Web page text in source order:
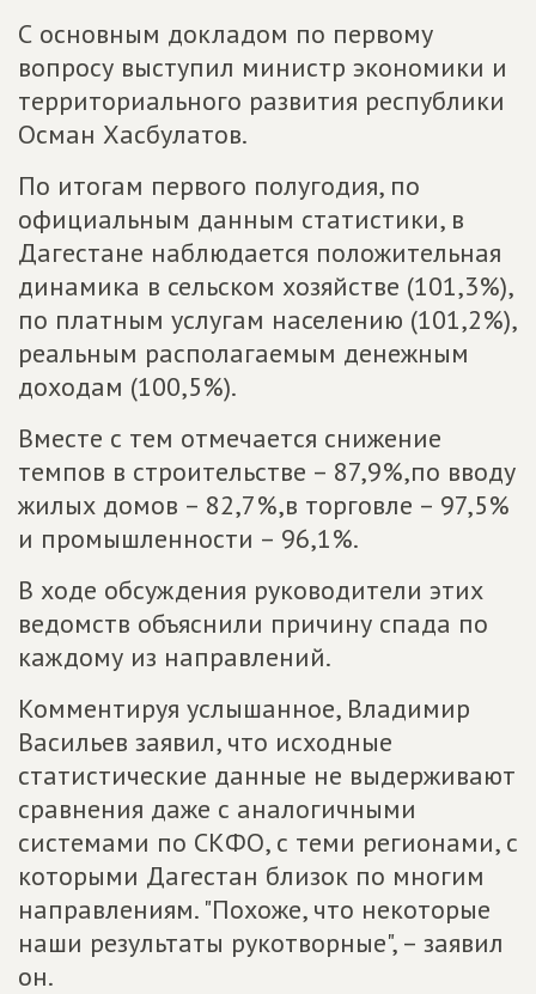
С основным докладом по первому
вопросу выступил министр экономики и
территориального развития республики
Осман Хасбулатов.
По итогам первого полугодия, по
официальным данным статистики, в
Дагестане наблюдается положительная
динамика в сельском хозяйстве (101,3%),
по платным услугам населению (101,2%),
реальным располагаемым денежным
доходам (100,5%).
Вместе с тем отмечается снижение
темпов в строительстве – 87,9%,по вводу
жилых домов – 82,7%,в торговле – 97,5%
и промышленности – 96,1%.
В ходе обсуждения руководители этих
ведомств объяснили причину спада по
каждому из направлений.
Комментируя услышанное, Владимир
Васильев заявил, что исходные
статистические данные не выдерживают
сравнения даже с аналогичными
системами по СКФО, с теми регионами, с
которыми Дагестан близок по многим
направлениям. "Похоже, что некоторые
наши результаты рукотворные", – заявил
он.